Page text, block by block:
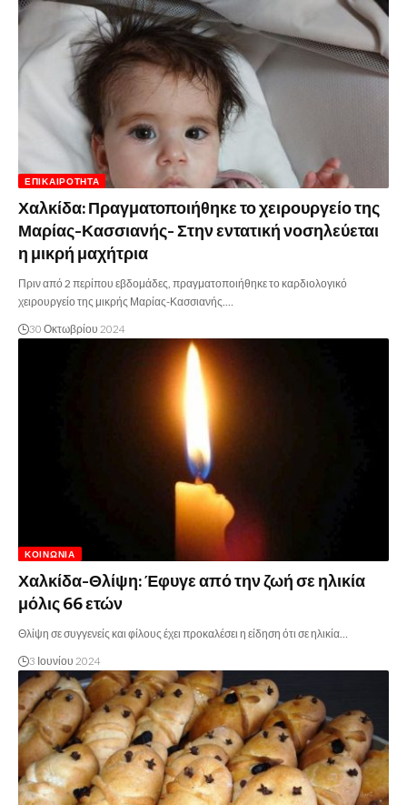
ΕΠΙΚΑΙΡΌΤΗΤΑ
Χαλκίδα: Πραγματοποιήθηκε το χειρουργείο της
Μαρίας-Κασσιανής- Στην εντατική νοσηλεύεται
η μικρή μαχήτρια
Πριν από 2 περίπου εβδομάδες, πραγματοποιήθηκε το καρδιολογικό
χειρουργείο της μικρής Μαρίας-Κασσιανής.…
30 Οκτωβρίου 2024
ΚΟΙΝΩΝΊΑ
Χαλκίδα-Θλίψη: Έφυγε από την ζωή σε ηλικία
μόλις 66 ετών
Θλίψη σε συγγενείς και φίλους έχει προκαλέσει η είδηση ότι σε ηλικία…
3 Ιουνίου 2024